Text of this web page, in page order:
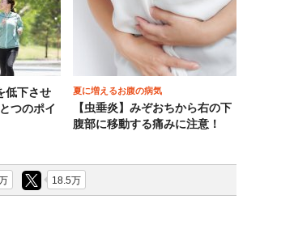
低下させ
つのポイ
夏に増えるお腹の病気
【虫垂炎】みぞおちから右の下
腹部に移動する痛みに注意！
18.5万